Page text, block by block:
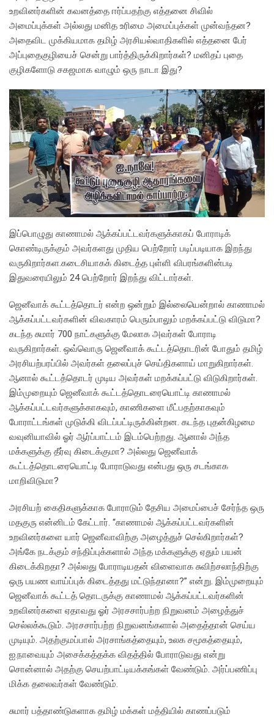
உறவினர்களின் கவனத்தை ஈர்ப்பதற்கு எத்தனை சிவில்
அமைப்புக்கள் அல்லது மனித உரிமை அமைப்புக்கள் முன்வந்தன?
அதைவிட முக்கியமாக தமிழ் அரசியல்வாதிகளில் எத்தனை பேர்
அப்புதைகுழியைச் சென்று பார்த்திருக்கிறார்கள்? மனிதப் புதை
குழிகளோடு சகஜமாக வாழும் ஒரு நாடா இது?
இப்பொழுது காணாமல் ஆக்கப்பட்டவர்களுக்காகப் போராடிக்
கொண்டிருக்கும் அவர்களது முதிய பெற்றோர் படிப்படியாக இறந்து
வருகிறார்கள.கடைசியாகக் கிடைத்த புள்ளி விபரங்களின்படி
இதுவரையிலும் 24 பெற்றோர் இறந்து விட்டார்கள்.
ஜெனீவாக் கூட்டத்தொடர் என்ற ஒன்றும் இல்லையென்றால் காணாமல்
ஆக்கப்பட்டவர்களின் விவகாரம் பெரும்பாலும் மறக்கப்பட்டு விடுமா?
கடந்த சுமார் 700 நாட்களுக்கு மேலாக அவர்கள் போராடி
வருகிறார்கள். ஒவ்வொரு ஜெனீவாக் கூட்டத்தொடரின் போதும் தமிழ்
அரசியற்பரப்பில் அவர்கள் தலைப்புச் செய்திகளாய் மாறுகிறார்கள்.
ஆனால் கூட்டத்தொடர் முடிய அவர்கள் மறக்கப்பட்டு விடுகிறார்கள்.
இம்முறையும் ஜெனீவாக் கூட்டத்தொடரையொட்டி காணாமல்
ஆக்கப்பட்டவர்களுக்காகவும், காணிகளை மீட்பதற்காகவும்
போராட்டங்கள் முடுக்கி விடப்பட்டிருக்கின்றன. கடந்த புதன்கிழமை
வவுனியாவில் ஓர் ஆர்ப்பாட்டம் இடம்பெற்றது. ஆனால் அந்த
மக்களுக்கு தீர்வு கிடைக்குமா? அல்லது ஜெனீவாக்
கூட்டத்தொடரையொட்டி போராடுவது என்பது ஒரு சடங்காக
மாறிவிடுமா?
அரசியற் கைதிகளுக்காக போராடும் தேசிய அமைப்பைச் சேர்ந்த ஒரு
மதகுரு என்னிடம் கேட்டார். “காணாமல் ஆக்கப்பட்டவர்களின்
உறவினர்களை யார் ஜெனீவாவிற்கு அழைத்துச் செல்கிறார்கள்?
அங்கே நடக்கும் சந்திப்புக்களால் அந்த மக்களுக்கு ஏதும் பயன்
கிடைக்கிறதா? அல்லது போராடியதன் விளைவாக சுவிற்சலாந்திற்கு
ஒரு பயண வாய்ப்புக் கிடைத்தது மட்டுந்தானா?” என்று. இம்முறையும்
ஜெனீவாக் கூட்டத் தொடருக்கு காணாமல் ஆக்கப்பட்டவர்களின்
உறவினர்களை ஏதாவது ஓர் அரசசார்பற்ற நிறுவனம் அழைத்துச்
செல்லக்கூடும். அரசசார்பற்ற நிறுவனங்களால் அதைத்தான் செய்ய
முடியும். அதற்குமப்பால் அரசாங்கத்தையும், உலக சமூகத்தையும்,
ஐ.நாவையும் அசைக்கத்தக்க விதத்தில் போராடுவது என்று
சொன்னால் அதற்கு செயற்பாட்டியக்கங்கள் வேண்டும். அர்ப்பணிப்பு
மிக்க தலைவர்கள் வேண்டும்.
சுமார் பத்தாண்டுகளாக தமிழ் மக்கள் மத்தியில் காணப்படும்